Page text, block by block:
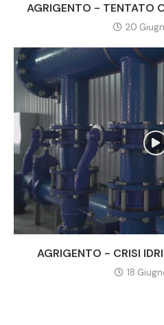
AGRIGENTO - TENTATO
20
AGRIGENTO - CRISI
18